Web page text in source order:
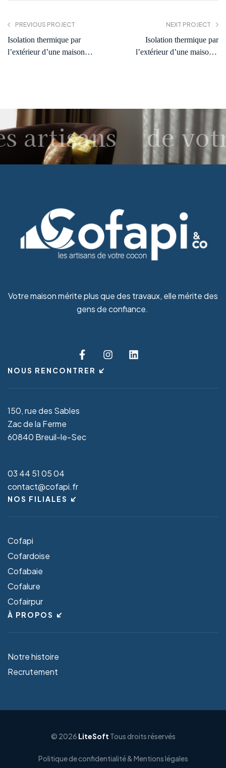
PREVIOUS PROJECT
Isolation thermique par
l’extérieur d’une maison
NEXT PROJECT
Isolation thermique par
l’extérieur d’une maison à
artisans de
Votre maison mérite plus que des travaux, elle mérite des
gens de confiance.
NOUS RENCONTRER
150, rue des Sables
Zac de la Ferme
60840 Breuil-le-Sec
03 44 51 05 04
contact@cofapi.fr
NOS FILIALES
Cofapi
Cofardoise
Cofabaie
Cofalure
Cofairpur
À PROPOS
Notre histoire
Recrutement
© 2026 LiteSoft Tous droits réservés
Politique de confidentialité & Mentions légales